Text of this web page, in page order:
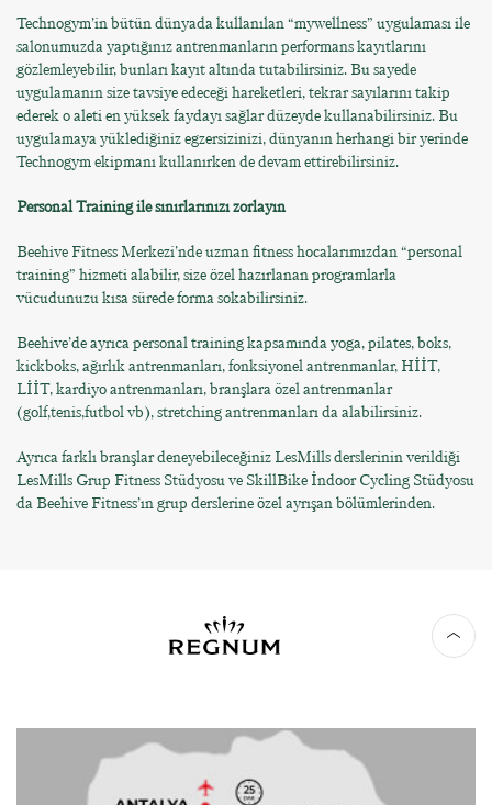
Technogym’in bütün dünyada kullanılan “mywellness” uygulaması ile
salonumuzda yaptığınız antrenmanların performans kayıtlarını
gözlemleyebilir, bunları kayıt altında tutabilirsiniz. Bu sayede
uygulamanın size tavsiye edeceği hareketleri, tekrar sayılarını takip
ederek o aleti en yüksek faydayı sağlar düzeyde kullanabilirsiniz. Bu
uygulamaya yüklediğiniz egzersizinizi, dünyanın herhangi bir yerinde
Technogym ekipmanı kullanırken de devam ettirebilirsiniz.
Personal Training ile sınırlarınızı zorlayın
Beehive Fitness Merkezi’nde uzman fitness hocalarımızdan “personal
training” hizmeti alabilir, size özel hazırlanan programlarla
vücudunuzu kısa sürede forma sokabilirsiniz.
Beehive’de ayrıca personal training kapsamında yoga, pilates, boks,
kickboks, ağırlık antrenmanları, fonksiyonel antrenmanlar, HİİT,
LİİT, kardiyo antrenmanları, branşlara özel antrenmanlar
(golf,tenis,futbol vb), stretching antrenmanları da alabilirsiniz.
Ayrıca farklı branşlar deneyebileceğiniz LesMills derslerinin verildiği
LesMills Grup Fitness Stüdyosu ve SkillBike İndoor Cycling Stüdyosu
da Beehive Fitness’ın grup derslerine özel ayrışan bölümlerinden.